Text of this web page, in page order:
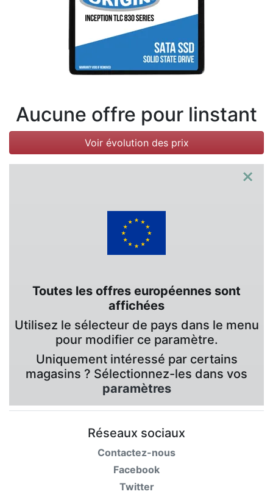
Aucune offre pour linstant
Voir évolution des prix
×
Toutes les offres européennes sont
affichées
Utilisez le sélecteur de pays dans le menu
pour modifier ce paramètre.
Uniquement intéressé par certains
magasins ? Sélectionnez-les dans vos
paramètres
Réseaux sociaux
Contactez-nous
Facebook
Twitter